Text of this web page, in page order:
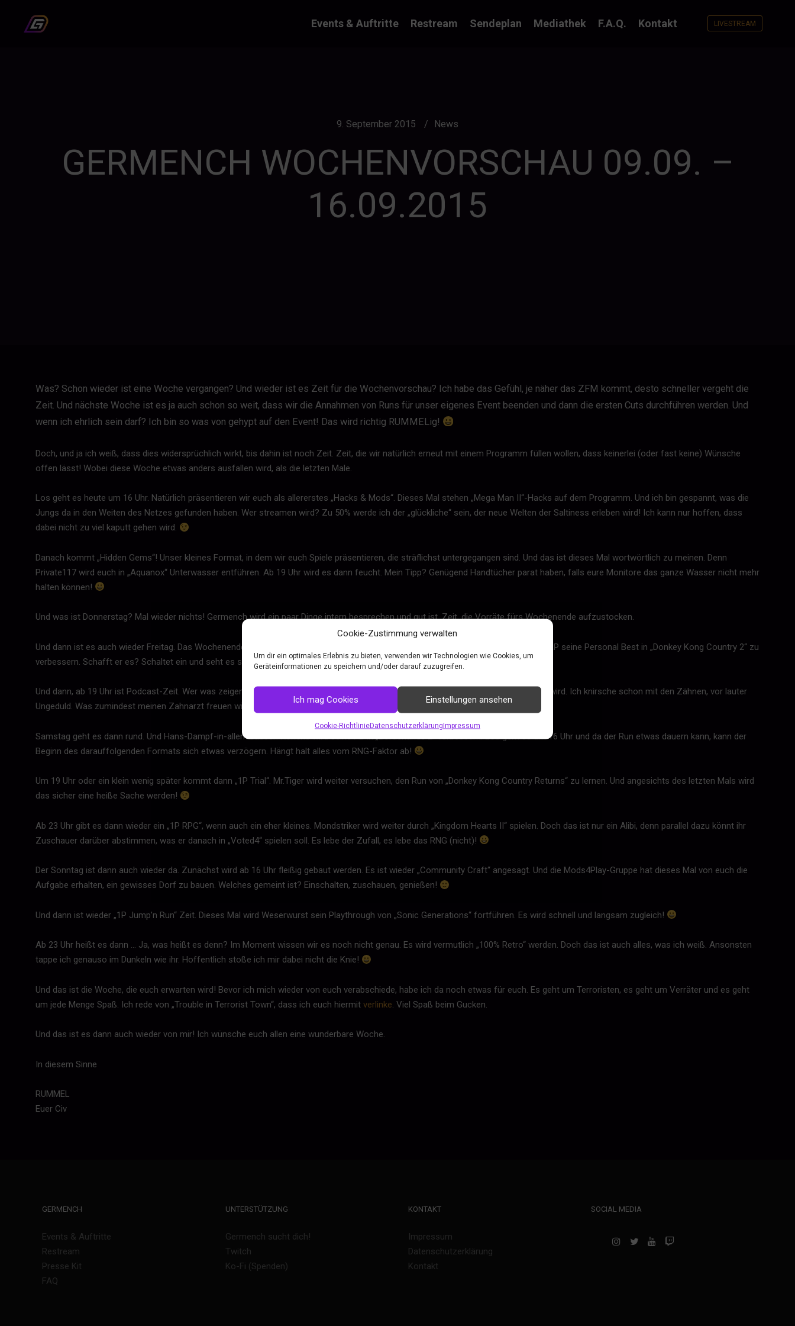
Cookie-Zustimmung verwalten
Um dir ein optimales Erlebnis zu bieten, verwenden wir Technologien wie Cookies, um
Geräteinformationen zu speichern und/oder darauf zuzugreifen.
Ich mag Cookies Einstellungen ansehen
Cookie-RichtlinieDatenschutzerklärungImpressum
Events & Auftritte Restream Sendeplan Mediathek F.A.Q. Kontakt LIVESTREAM
9. September 2015 News
GERMENCH WOCHENVORSCHAU 09.09. –
16.09.2015
Was? Schon wieder ist eine Woche vergangen? Und wieder ist es Zeit für die Wochenvorschau? Ich habe das Gefühl, je näher das ZFM kommt, desto schneller vergeht die
Zeit. Und nächste Woche ist es ja auch schon so weit, dass wir die Annahmen von Runs für unser eigenes Event beenden und dann die ersten Cuts durchführen werden. Und
wenn ich ehrlich sein darf? Ich bin so was von gehypt auf den Event! Das wird richtig RUMMELig!
Doch, und ja ich weiß, dass dies widersprüchlich wirkt, bis dahin ist noch Zeit. Zeit, die wir natürlich erneut mit einem Programm füllen wollen, dass keinerlei (oder fast keine) Wünsche
offen lässt! Wobei diese Woche etwas anders ausfallen wird, als die letzten Male.
Los geht es heute um 16 Uhr. Natürlich präsentieren wir euch als allererstes „Hacks & Mods“. Dieses Mal stehen „Mega Man II“-Hacks auf dem Programm. Und ich bin gespannt, was die
Jungs da in den Weiten des Netzes gefunden haben. Wer streamen wird? Zu 50% werde ich der „glückliche“ sein, der neue Welten der Saltiness erleben wird! Ich kann nur hoffen, dass
dabei nicht zu viel kaputt gehen wird.
Danach kommt „Hidden Gems“! Unser kleines Format, in dem wir euch Spiele präsentieren, die sträflichst untergegangen sind. Und das ist dieses Mal wortwörtlich zu meinen. Denn
Private117 wird euch in „Aquanox“ Unterwasser entführen. Ab 19 Uhr wird es dann feucht. Mein Tipp? Genügend Handtücher parat haben, falls eure Monitore das ganze Wasser nicht mehr
halten können!
Und was ist Donnerstag? Mal wieder nichts! Germench wird ein paar Dinge intern besprechen und gut ist. Zeit, die Vorräte fürs Wochenende aufzustocken.
Und dann ist es auch wieder Freitag. Das Wochenende kündigt sich an! Und los geht es mit einem „Let’s PB“. Ab 16 Uhr versucht ZyloLP seine Personal Best in „Donkey Kong Country 2“ zu
verbessern. Schafft er es? Schaltet ein und seht es selbst.
Und dann, ab 19 Uhr ist Podcast-Zeit. Wer was zeigen wird? Ist geheim! So geheim, dass selbst ich nicht weiß, was genau passieren wird. Ich knirsche schon mit den Zähnen, vor lauter
Ungeduld. Was zumindest meinen Zahnarzt freuen wird!
Samstag geht es dann rund. Und Hans-Dampf-in-allen-Gassen Xoneris wird seine PB in „Borderlands 2“ verbessern. Los geht es um 16 Uhr und da der Run etwas dauern kann, kann der
Beginn des darauffolgenden Formats sich etwas verzögern. Hängt halt alles vom RNG-Faktor ab!
Um 19 Uhr oder ein klein wenig später kommt dann „1P Trial“. Mr.Tiger wird weiter versuchen, den Run von „Donkey Kong Country Returns“ zu lernen. Und angesichts des letzten Mals wird
das sicher eine heiße Sache werden!
Ab 23 Uhr gibt es dann wieder ein „1P RPG“, wenn auch ein eher kleines. Mondstriker wird weiter durch „Kingdom Hearts II“ spielen. Doch das ist nur ein Alibi, denn parallel dazu könnt ihr
Zuschauer darüber abstimmen, was er danach in „Voted4“ spielen soll. Es lebe der Zufall, es lebe das RNG (nicht)!
Der Sonntag ist dann auch wieder da. Zunächst wird ab 16 Uhr fleißig gebaut werden. Es ist wieder „Community Craft“ angesagt. Und die Mods4Play-Gruppe hat dieses Mal von euch die
Aufgabe erhalten, ein gewisses Dorf zu bauen. Welches gemeint ist? Einschalten, zuschauen, genießen!
Und dann ist wieder „1P Jump’n Run“ Zeit. Dieses Mal wird Weserwurst sein Playthrough von „Sonic Generations“ fortführen. Es wird schnell und langsam zugleich!
Ab 23 Uhr heißt es dann … Ja, was heißt es denn? Im Moment wissen wir es noch nicht genau. Es wird vermutlich „100% Retro“ werden. Doch das ist auch alles, was ich weiß. Ansonsten
tappe ich genauso im Dunkeln wie ihr. Hoffentlich stoße ich mir dabei nicht die Knie!
Und das ist die Woche, die euch erwarten wird! Bevor ich mich wieder von euch verabschiede, habe ich da noch etwas für euch. Es geht um Terroristen, es geht um Verräter und es geht
um jede Menge Spaß. Ich rede von „Trouble in Terrorist Town“, dass ich euch hiermit verlinke. Viel Spaß beim Gucken.
Und das ist es dann auch wieder von mir! Ich wünsche euch allen eine wunderbare Woche.
In diesem Sinne
RUMMEL
Euer Civ
GERMENCH
Events & Auftritte
Restream
Presse Kit
FAQ
UNTERSTÜTZUNG
Germench sucht dich!
Twitch
Ko-Fi (Spenden)
KONTAKT
Impressum
Datenschutzerklärung
Kontakt
SOCIAL MEDIA